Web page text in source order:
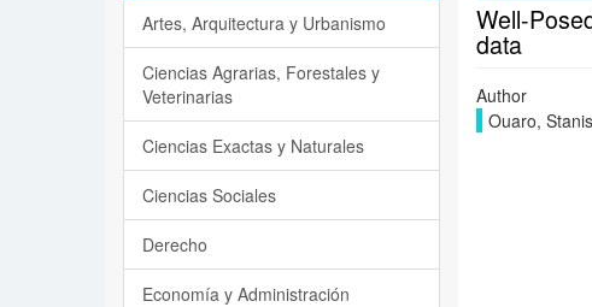
Well-
data
Author
Ouaro,
Artes, Arquitectura y Urbanismo
Ciencias Agrarias, Forestales y
Veterinarias
Ciencias Exactas y Naturales
Ciencias Sociales
Derecho
Economía y Administración